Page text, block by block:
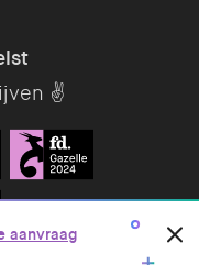
✌️
aanvraag